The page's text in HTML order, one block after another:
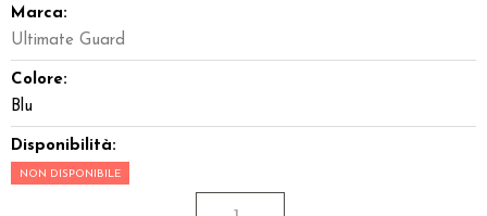
Marca:
Ultimate Guard
Colore:
Blu
Disponibilità:
NON DISPONIBILE